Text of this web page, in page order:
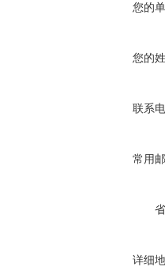
您的
您的
联系
常用
详细